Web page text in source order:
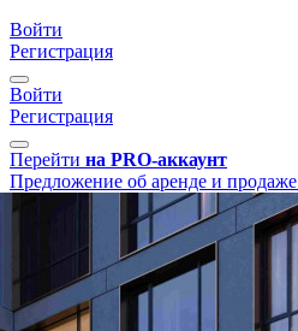
Войти
Регистрация
Войти
Регистрация
Перейти на PRO-аккаунт
Предложение об аренде и продаже